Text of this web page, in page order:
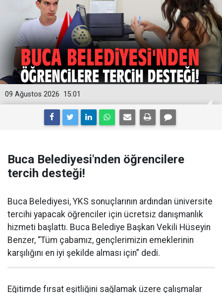
15:01
09 Ağustos 2026
Buca Belediyesi'nden öğrencilere
tercih desteği!
Buca Belediyesi, YKS sonuçlarının ardından üniversite
tercihi yapacak öğrenciler için ücretsiz danışmanlık
hizmeti başlattı. Buca Belediye Başkan Vekili Hüseyin
Benzer, “Tüm çabamız, gençlerimizin emeklerinin
karşılığını en iyi şekilde alması için” dedi.
Eğitimde fırsat eşitliğini sağlamak üzere çalışmalar